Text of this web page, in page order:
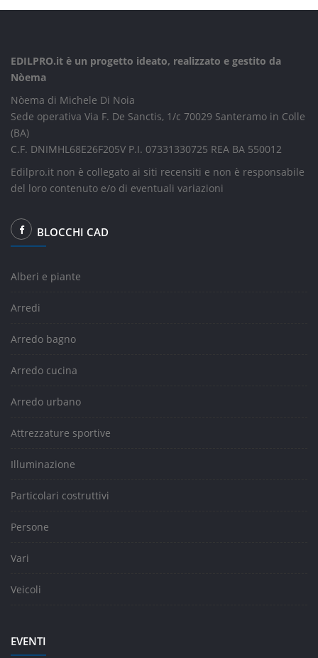
EDILPRO.it è un progetto ideato, realizzato e gestito da
Nòema
Nòema di Michele Di Noia
Sede operativa Via F. De Sanctis, 1/c 70029 Santeramo in Colle
(BA)
C.F. DNIMHL68E26F205V P.I. 07331330725 REA BA 550012
Edilpro.it non è collegato ai siti recensiti e non è responsabile
del loro contenuto e/o di eventuali variazioni
BLOCCHI CAD
Alberi e piante
Arredi
Arredo bagno
Arredo cucina
Arredo urbano
Attrezzature sportive
Illuminazione
Particolari costruttivi
Persone
Vari
Veicoli
EVENTI